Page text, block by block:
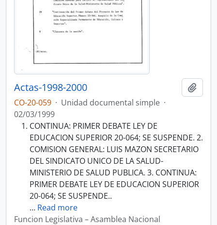
Actas-1998-2000
CO-20-059 · Unidad documental simple ·
02/03/1999
CONTINUA: PRIMER DEBATE LEY DE
EDUCACION SUPERIOR 20-064; SE SUSPENDE. 2.
COMISION GENERAL: LUIS MAZON SECRETARIO
DEL SINDICATO UNICO DE LA SALUD-
MINISTERIO DE SALUD PUBLICA. 3. CONTINUA:
PRIMER DEBATE LEY DE EDUCACION SUPERIOR
20-064; SE SUSPENDE..
… Read more
Funcion Legislativa – Asamblea Nacional